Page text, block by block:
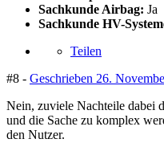
Sachkunde Airbag: Ja
Sachkunde HV-
Teilen
#8 - Geschrieben 26.
Nein, zuviele Nachteile dabei
und die Sache zu komplex
den Nutzer.